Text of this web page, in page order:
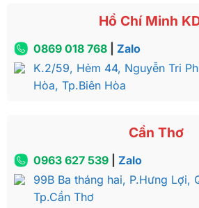
Hồ Chí Minh
0869 018 768| Zalo
K.2/59, Hẻm 44, Nguyễn Tri
Hòa, Tp.Biên Hòa
Cần Thơ
0963 627 539| Zalo
99B Ba tháng hai, P.Hưng Lợi,
Tp.Cần Thơ